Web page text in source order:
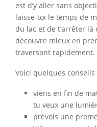
est d’y aller sans
laisse-toi le temps de
du lac et de t’arrêter là
découvre mieux en
traversant rapidement.
Voici quelques
viens en fin de
tu veux une
prévois une